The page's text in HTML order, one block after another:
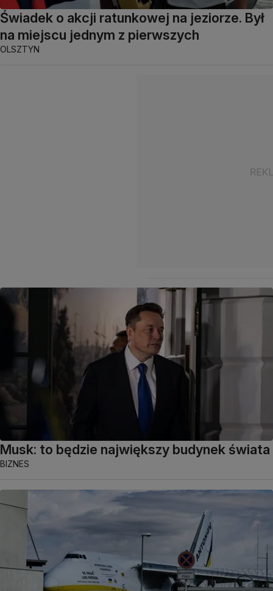
Świadek o akcji ratunkowej na jeziorze. Był
na miejscu jednym z pierwszych
OLSZTYN
Musk: to będzie największy budynek świata
BIZNES